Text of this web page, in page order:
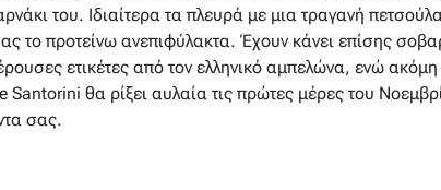
του. Ιδιαίτερα τα πλευρά με μια τραγανή
το προτείνω ανεπιφύλακτα. Έχουν κάνει επίσης
ετικέτες από τον ελληνικό αμπελώνα, ενώ
θα ρίξει αυλαία τις πρώτες μέρες του
σας.